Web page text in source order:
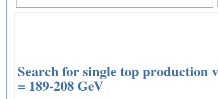
Search for single top production
= 189-208 GeV